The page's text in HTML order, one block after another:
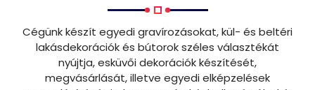
Cégünk készít egyedi gravírozásokat, kül- és beltéri
lakásdekorációk és bútorok széles választékát
nyújtja, esküvői dekorációk készítését,
megvásárlását, illetve egyedi elképzelések